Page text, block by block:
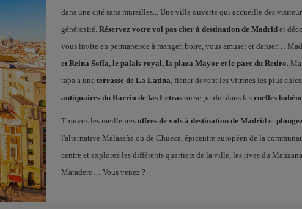
dans une cité sans murailles... Une ville ouverte qui accueille des
générosité. Réservez votre vol pas cher à destination de Madridet
vous invite en permanence à manger, boire, vous amuser et danser…
et Reina Sofía, le palais royal, la plaza Mayor et le parc du Retiro.
tapa à une terrasse de La Latina, flâner devant les vitrines les plus
antiquaires du Barrio de las Letrasou se perdre dans les ruelles
Trouvez les meilleures offres de vols à destination de Madridet
l'alternative Malasaña ou de Chueca, épicentre européen de la
centre et explorez les différents quartiers de la ville, les rives du
Matadero… Vous venez ?